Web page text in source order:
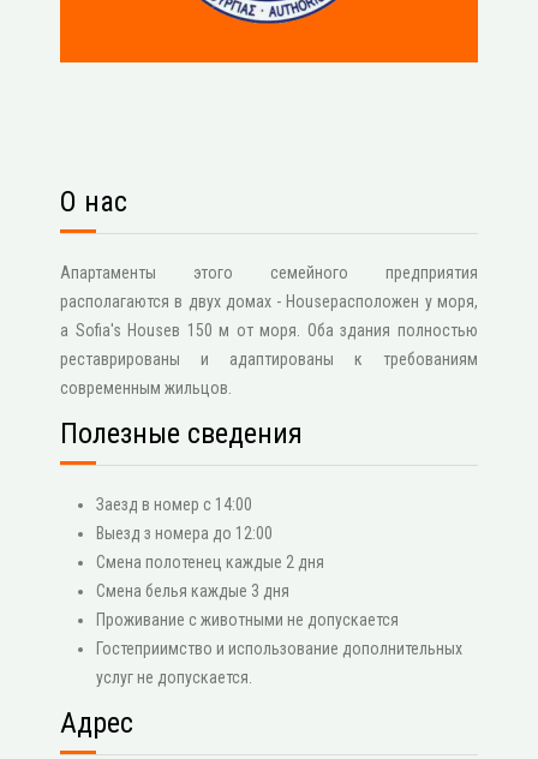
О нас
Апартаменты этого семейного предприятия
располагаются в двух домах - Houseрасположен у моря,
а Sofia's Houseв 150 м от моря. Оба здания полностью
реставрированы и адаптированы к требованиям
современным жильцов.
Полезные сведения
Заезд в номер с 14:00
Выезд з номера до 12:00
Смена полотенец каждые 2 дня
Смена белья каждые 3 дня
Проживание с животными не допускается
Гостеприимство и использование дополнительных
услуг не допускается.
Адрес